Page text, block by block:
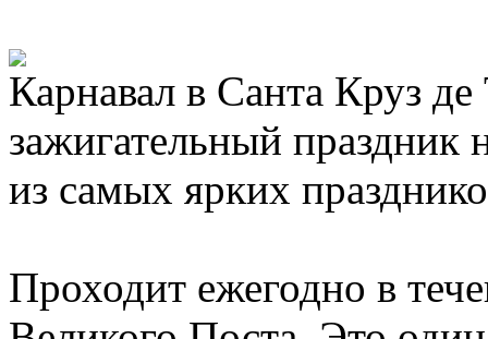
Карнавал в Санта Круз
зажигательный праздник
из самых ярких
Проходит ежегодно в